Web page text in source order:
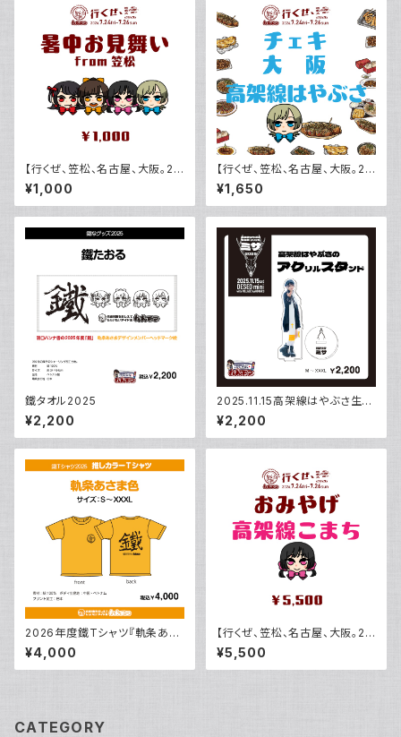
【行くぜ、笠松、名古屋、大阪。20
26】暑中お見舞いfrom笠松
¥1,000
【行くぜ、笠松、名古屋、大阪。20
26】（はやぶさ）7.26 大阪ライブ
チェキ
¥1,650
鐵タオル2025
¥2,200
2025.11.15高架線はやぶさ生
誕 はやぶさのアクリルスタンド
¥2,200
2026年度鐵Tシャツ『軌条あさ
ま色』
¥4,000
【行くぜ、笠松、名古屋、大阪。20
26】（こまち）おみやげ
¥5,500
CATEGORY